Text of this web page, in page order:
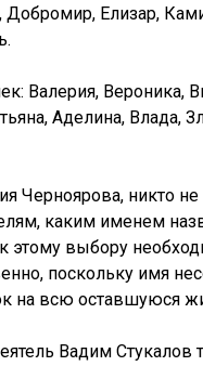
Добромир, Елизар,
Валерия, Вероника,
Аделина, Влада,
Черноярова, никто
каким именем
этому выбору
поскольку имя
на всю оставшуюся
Вадим Стукалов